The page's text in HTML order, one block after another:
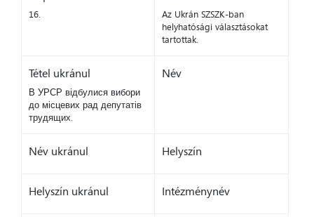
16.
Az Ukrán SZSZK-ban
helyhatósági választásokat
tartottak.
Tétel ukránul
В УРСР відбулися вибори
до місцевих рад депутатів
трудящих.
Név
Név ukránul Helyszín
Helyszín ukránul Intézménynév